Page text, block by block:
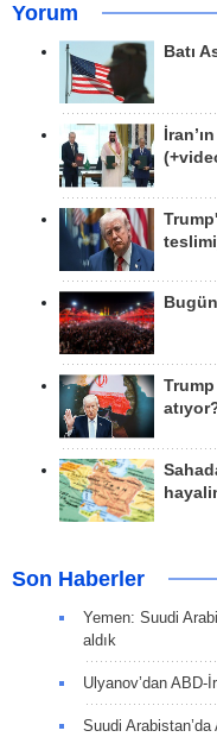
Yorum
Batı
Son Haberler
Yemen: Suudi
aldık
Ulyanov’dan ABD-
Suudi